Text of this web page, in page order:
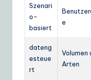
Szenari
o-
basiert
e
dateng
esteue
rt
Volumen
Arten